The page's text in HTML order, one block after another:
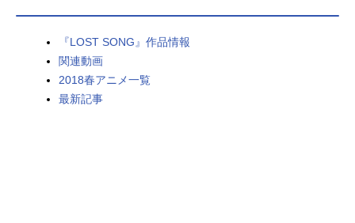
男性声優/女性声優一覧
FOLLOW US
『LOST SONG』作品情報
関連動画
2018春アニメ一覧
最新記事